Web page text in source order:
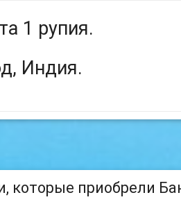
1 рупия.
Индия.
которые приобрели